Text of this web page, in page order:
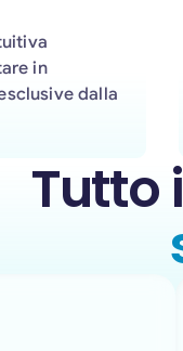
in
dalla
Tutto